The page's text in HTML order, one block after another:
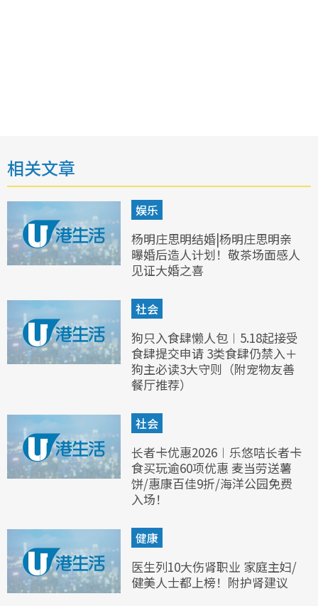
相关文章
娱乐
杨明庄思明结婚|杨明庄思明亲
曝婚后造人计划！敬茶场面感人
见证大婚之喜
社会
狗只入食肆懒人包︱5.18起接受
食肆提交申请 3类食肆仍禁入＋
狗主必读3大守则（附宠物友善
餐厅推荐）
社会
长者卡优惠2026︱乐悠咭长者卡
食买玩逾60项优惠 麦当劳送薯
饼/惠康百佳9折/海洋公园免费
入场！
健康
医生列10大伤肾职业 家庭主妇/
健美人士都上榜！附护肾建议